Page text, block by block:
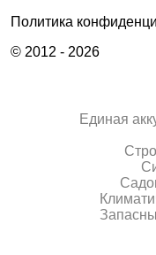
Политика
© 2012 - 2026
Единая